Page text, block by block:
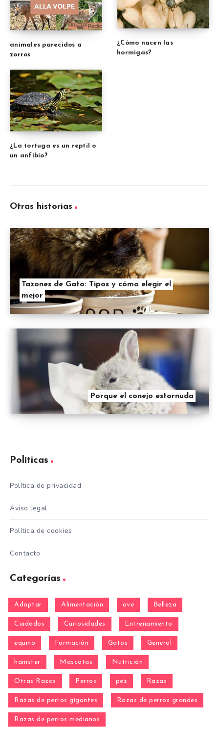
animales parecidos a
zorros
¿Cómo nacen las
hormigas?
¿La tortuga es un reptil o
un anfibio?
Otras historias
Tazones de Gato: Tipos y cómo elegir el
mejor
Porque el conejo estornuda
Políticas
Política de privacidad
Aviso legal
Política de cookies
Contacto
Categorías
Adoptar Alimentación ave Belleza
Cuidados Curiosidades Entrenamiento
equino Formación Gatos General
hamster Mascotas Nutrición
Otras Razas Perros pez Razas
Razas de perros gigantes Razas de perros grandes
Razas de perros medianos